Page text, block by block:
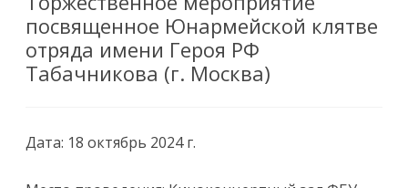
посвященное Юнармейской клятве
отряда имени Героя РФ
Табачникова (г. Москва)
Дата: 18 октябрь 2024 г.